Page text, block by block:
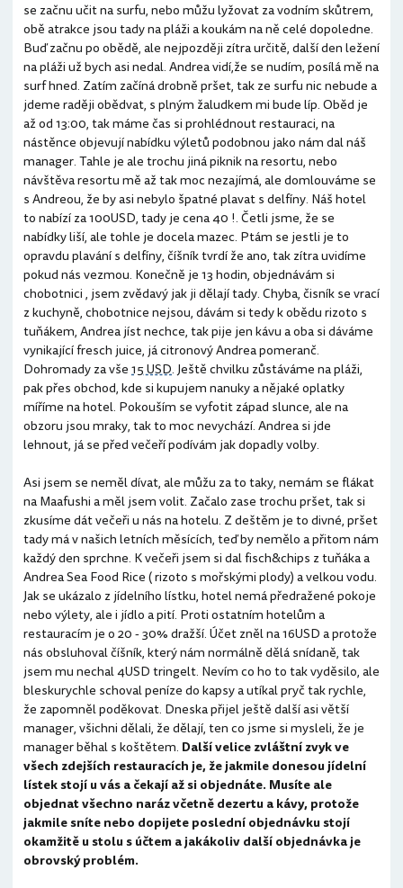
se začnu učit na surfu, nebo můžu lyžovat za vodním skůtrem,
obě atrakce jsou tady na pláži a koukám na ně celé dopoledne.
Buď začnu po obědě, ale nejpozději zítra určitě, další den ležení
na pláži už bych asi nedal. Andrea vidí,že se nudím, posílá mě na
surf hned. Zatím začíná drobně pršet, tak ze surfu nic nebude a
jdeme raději obědvat, s plným žaludkem mi bude líp. Oběd je
až od 13:00, tak máme čas si prohlédnout restauraci, na
nástěnce objevují nabídku výletů podobnou jako nám dal náš
manager. Tahle je ale trochu jiná piknik na resortu, nebo
návštěva resortu mě až tak moc nezajímá, ale domlouváme se
s Andreou, že by asi nebylo špatné plavat s delfíny. Náš hotel
to nabízí za 100USD, tady je cena 40 !. Četli jsme, že se
nabídky liší, ale tohle je docela mazec. Ptám se jestli je to
opravdu plavání s delfíny, číšník tvrdí že ano, tak zítra uvidíme
pokud nás vezmou. Konečně je 13 hodin, objednávám si
chobotnici , jsem zvědavý jak ji dělají tady. Chyba, čisník se vrací
z kuchyně, chobotnice nejsou, dávám si tedy k obědu rizoto s
tuňákem, Andrea jíst nechce, tak pije jen kávu a oba si dáváme
vynikající fresch juice, já citronový Andrea pomeranč.
Dohromady za vše15 USD. Ještě chvilku zůstáváme na pláži,
pak přes obchod, kde si kupujem nanuky a nějaké oplatky
míříme na hotel. Pokouším se vyfotit západ slunce, ale na
obzoru jsou mraky, tak to moc nevychází. Andrea si jde
lehnout, já se před večeří podívám jak dopadly volby.
Asi jsem se neměl dívat, ale můžu za to taky, nemám se flákat
na Maafushi a měl jsem volit. Začalo zase trochu pršet, tak si
zkusíme dát večeři u nás na hotelu. Z deštěm je to divné, pršet
tady má v našich letních měsících, teď by nemělo a přitom nám
každý den sprchne. K večeři jsem si dal fisch&chips z tuňáka a
Andrea Sea Food Rice ( rizoto s mořskými plody) a velkou vodu.
Jak se ukázalo z jídelního lístku, hotel nemá předražené pokoje
nebo výlety, ale i jídlo a pití. Proti ostatním hotelům a
restauracím je o 20 - 30% dražší. Účet zněl na 16USD a protože
nás obsluhoval číšník, který nám normálně dělá snídaně, tak
jsem mu nechal 4USD tringelt. Nevím co ho to tak vyděsilo, ale
bleskurychle schoval peníze do kapsy a utíkal pryč tak rychle,
že zapomněl poděkovat. Dneska přijel ještě další asi větší
manager, všichni dělali, že dělají, ten co jsme si mysleli, že je
manager běhal s koštětem. Další velice zvláštní zvyk ve
všech zdejších restauracích je, že jakmile donesou jídelní
lístek stojí u vás a čekají až si objednáte. Musíte ale
objednat všechno naráz včetně dezertu a kávy, protože
jakmile sníte nebo dopijete poslední objednávku stojí
okamžitě u stolu s účtem a jakákoliv další objednávka je
obrovský problém.